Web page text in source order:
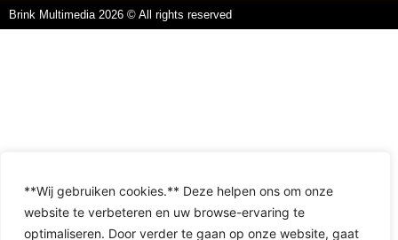
**Wij gebruiken cookies.** Deze helpen ons om onze
website te verbeteren en uw browse-ervaring te
optimaliseren. Door verder te gaan op onze website, gaat
Brink Multimedia 2026 © All rights reserved